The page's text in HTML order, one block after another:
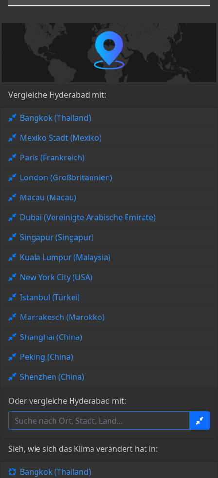
Vergleiche Hyderabad mit:
Bangkok (Thailand)
Mexiko Stadt (Mexiko)
Paris (Frankreich)
London (Großbritannien)
Macau (Macau)
Dubai (Vereinigte Arabische Emirate)
Singapur (Singapur)
Kuala Lumpur (Malaysia)
New York City (USA)
Istanbul (Türkei)
Marrakesch (Marokko)
Shanghai (China)
Peking (China)
Shenzhen (China)
Oder vergleiche Hyderabad mit:
Sieh, wie sich das Klima verändert hat in:
Bangkok (Thailand)